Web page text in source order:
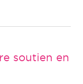
soutien en